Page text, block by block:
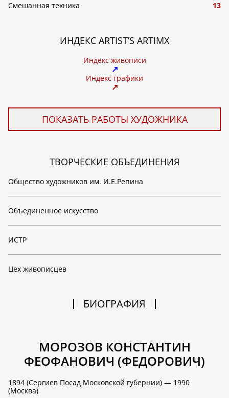
Смешанная техника 13
ИНДЕКС ARTIST’S ARTIMX
Индекс живописи
↗
Индекс графики
↗
ПОКАЗАТЬ РАБОТЫ ХУДОЖНИКА
ТВОРЧЕСКИЕ ОБЪЕДИНЕНИЯ
Общество художников им. И.Е.Репина
Объединенное искусство
ИСТР
Цех живописцев
БИОГРАФИЯ
МОРОЗОВ КОНСТАНТИН
ФЕОФАНОВИЧ (ФЕДОРОВИЧ)
1894 (Сергиев Посад Московской губернии) — 1990
(Москва)